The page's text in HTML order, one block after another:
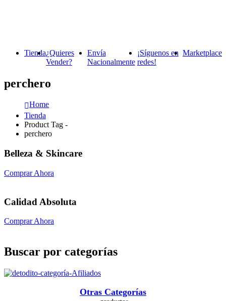
Tienda¿Quieres
Vender?
Envía
Nacionalmente
¡Síguenos en
redes!
Marketplace
perchero
Home
Tienda
Product Tag -
perchero
Belleza & Skincare
Comprar Ahora
Calidad Absoluta
Comprar Ahora
Buscar por categorías
Otras Categorías